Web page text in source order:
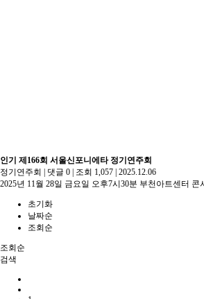
인기 제166회 서울신포니에타 정기연주회
정기연주회 | 댓글 0 | 조회 1,057 | 2025.12.06
2025년 11월 28일 금요일 오후7시30분 부천아트센터 콘
초기화
날짜순
조회순
조회순
검색